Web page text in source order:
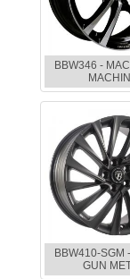
BBW346 -
BBW410-SGM
GUN